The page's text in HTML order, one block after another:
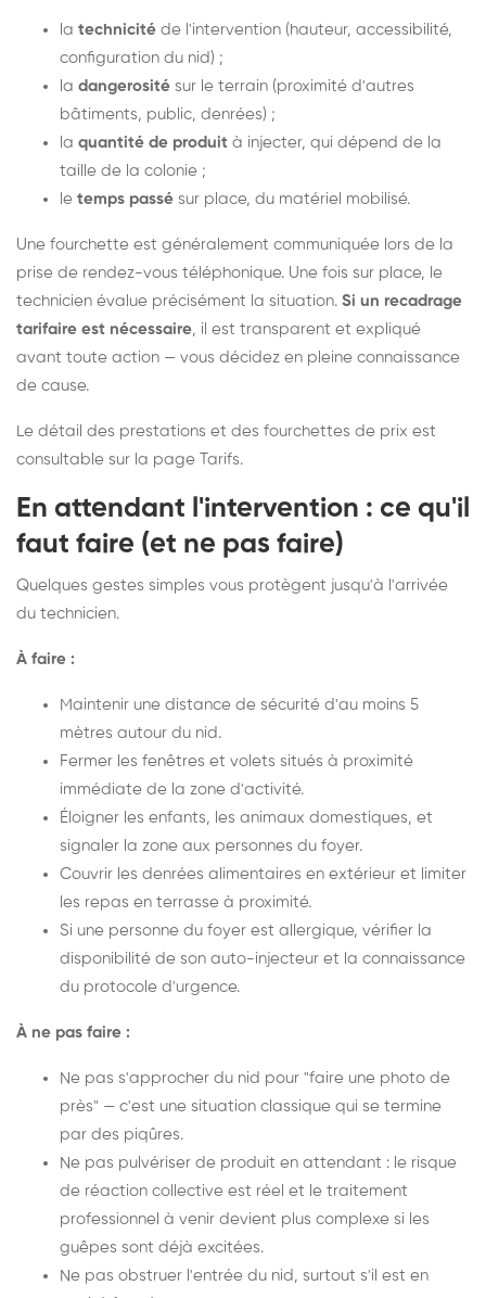
la technicité de l'intervention (hauteur, accessibilité,
configuration du nid) ;
la dangerosité sur le terrain (proximité d'autres
bâtiments, public, denrées) ;
la quantité de produit à injecter, qui dépend de la
taille de la colonie ;
le temps passé sur place, du matériel mobilisé.
Une fourchette est généralement communiquée lors de la
prise de rendez-vous téléphonique. Une fois sur place, le
technicien évalue précisément la situation. Si un recadrage
tarifaire est nécessaire, il est transparent et expliqué
avant toute action — vous décidez en pleine connaissance
de cause.
Le détail des prestations et des fourchettes de prix est
consultable sur la page Tarifs.
En attendant l'intervention : ce qu'il
faut faire (et ne pas faire)
Quelques gestes simples vous protègent jusqu'à l'arrivée
du technicien.
À faire :
Maintenir une distance de sécurité d'au moins 5
mètres autour du nid.
Fermer les fenêtres et volets situés à proximité
immédiate de la zone d'activité.
Éloigner les enfants, les animaux domestiques, et
signaler la zone aux personnes du foyer.
Couvrir les denrées alimentaires en extérieur et limiter
les repas en terrasse à proximité.
Si une personne du foyer est allergique, vérifier la
disponibilité de son auto-injecteur et la connaissance
du protocole d'urgence.
À ne pas faire :
Ne pas s'approcher du nid pour "faire une photo de
près" — c'est une situation classique qui se termine
par des piqûres.
Ne pas pulvériser de produit en attendant : le risque
de réaction collective est réel et le traitement
professionnel à venir devient plus complexe si les
guêpes sont déjà excitées.
Ne pas obstruer l'entrée du nid, surtout s'il est en